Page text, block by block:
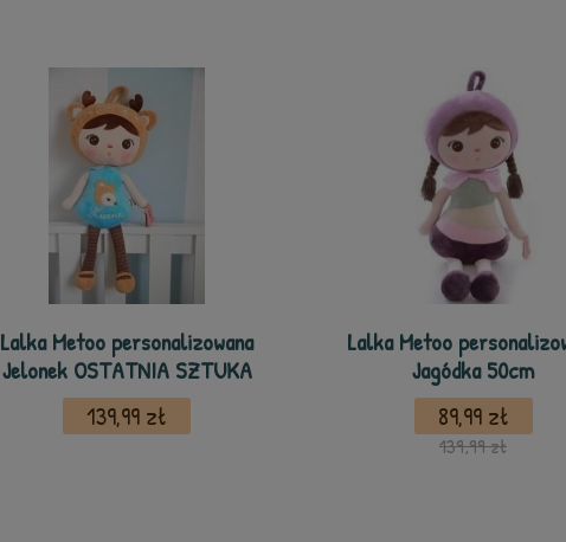
Lalka Metoo personalizowana
Jelonek OSTATNIA SZTUKA
139,99 zł
Lalka Metoo
Jagódka 50cm
89,99 zł
139,99 zł